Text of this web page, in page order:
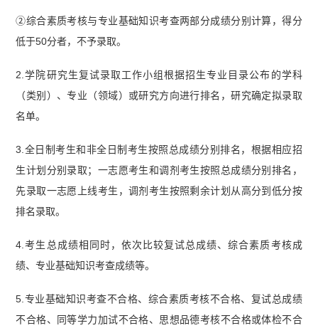
②综合素质考核与专业基础知识考查两部分成绩分别计算，得分
低于50分者，不予录取。
2.学院研究生复试录取工作小组根据招生专业目录公布的学科
（类别）、专业（领域）或研究方向进行排名，研究确定拟录取
名单。
3.全日制考生和非全日制考生按照总成绩分别排名，根据相应招
生计划分别录取；一志愿考生和调剂考生按照总成绩分别排名，
先录取一志愿上线考生，调剂考生按照剩余计划从高分到低分按
排名录取。
4.考生总成绩相同时，依次比较复试总成绩、综合素质考核成
绩、专业基础知识考查成绩等。
5.专业基础知识考查不合格、综合素质考核不合格、复试总成绩
不合格、同等学力加试不合格、思想品德考核不合格或体检不合